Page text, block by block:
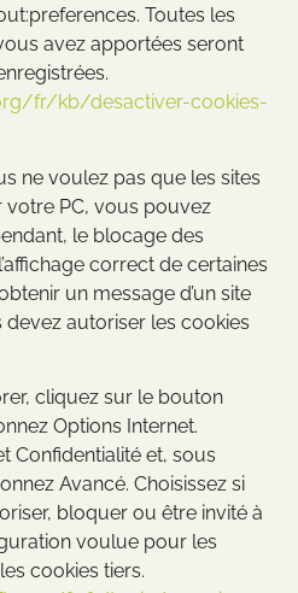
Toutes les
avez apportées seront
fr/kb/desactiver-cookies-
ne voulez pas que les sites
PC, vous pouvez
le blocage des
correct de certaines
un message d’un site
autoriser les cookies
cliquez sur le bouton
Options Internet.
Confidentialité et, sous
Avancé. Choisissez si
bloquer ou être invité à
voulue pour les
cookies tiers.